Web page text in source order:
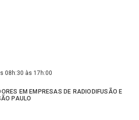
08h:30 às 17h:00
EM EMPRESAS DE RADIODIFUSÃO E
PAULO